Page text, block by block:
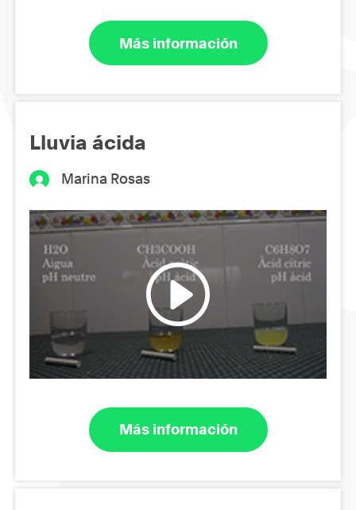
Más información
Lluvia ácida
Marina Rosas
Más información